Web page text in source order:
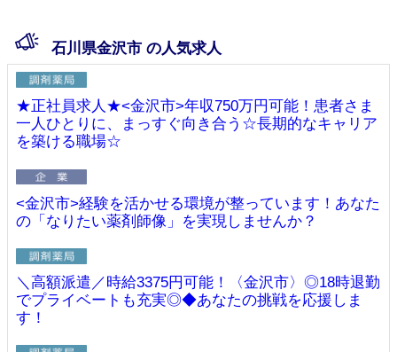
石川県金沢市 の人気求人
★正社員求人★<金沢市>年収750万円可能！患者さま
一人ひとりに、まっすぐ向き合う☆長期的なキャリア
を築ける職場☆
<金沢市>経験を活かせる環境が整っています！あなた
の「なりたい薬剤師像」を実現しませんか？
＼高額派遣／時給3375円可能！〈金沢市〉◎18時退勤
でプライベートも充実◎◆あなたの挑戦を応援しま
す！